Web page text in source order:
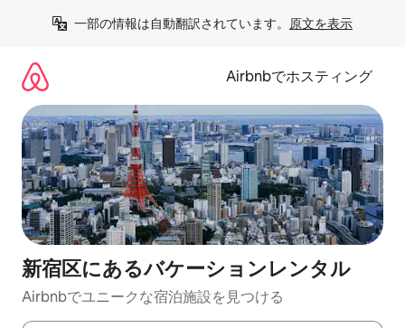
一部の情報は自動翻訳されています。 原文を表示
Airbnbでホスティング
新宿区にあるバケーションレンタル
Airbnbでユニークな宿泊施設を見つける